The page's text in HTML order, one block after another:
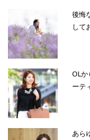
後悔
して
OL
ーテ
あら